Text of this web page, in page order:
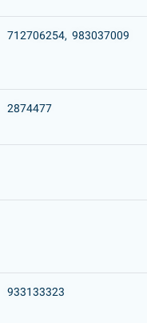
712706254, 983037009
2874477
933133323